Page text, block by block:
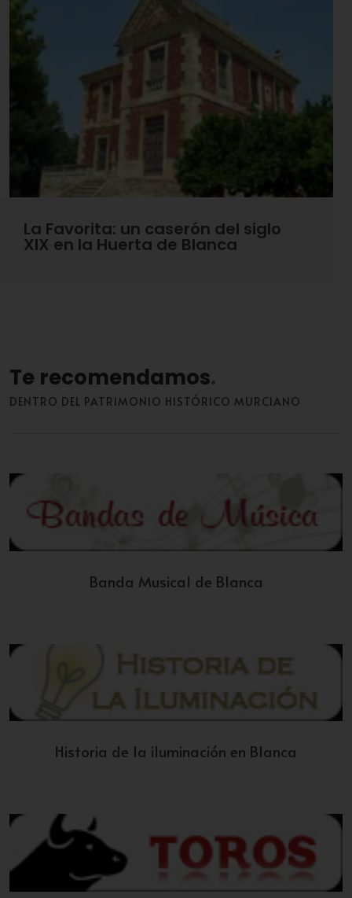
dedicó toda su vida a la transformación de la energía
hidráulica en energía eléctrica y mecánica.
Las fiestas más importantes de Blanca son la
Romería de San Roque, patrón de la ciudad, que se
celebra el viernes siguiente a Viernes Santo; y el
Regional, que se celebra en agosto, normalmente
La Favorita: un caserón del siglo
XIX en la Huerta de Blanca
Te recomendamos
DENTRO DEL PATRIMONIO HISTÓRICO MURCIANO
Banda Musical de Blanca
Historia de la iluminación en Blanca